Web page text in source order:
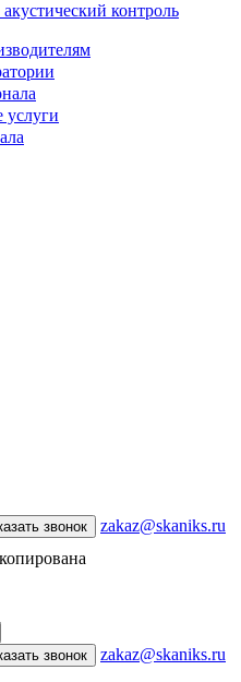
контроль
услуги
звонок
zakaz@skaniks.ru
звонок
zakaz@skaniks.ru